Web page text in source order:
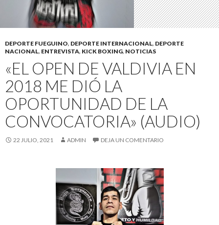
DEPORTE FUEGUINO, DEPORTE INTERNACIONAL, DEPORTE
NACIONAL, ENTREVISTA, KICK BOXING, NOTICIAS
«EL OPEN DE VALDIVIA EN
2018 ME DIÓ LA
OPORTUNIDAD DE LA
CONVOCATORIA» (AUDIO)
22 JULIO, 2021 ADMIN DEJA UN COMENTARIO